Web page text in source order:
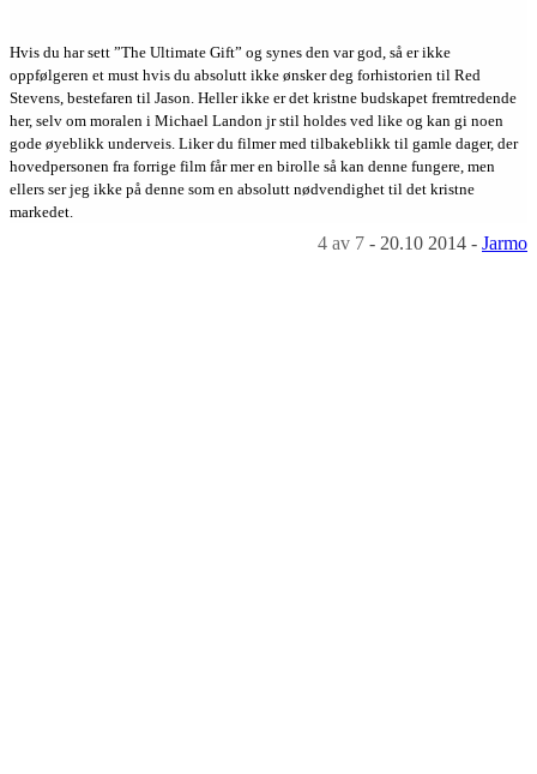
Hvis du har sett ”The Ultimate Gift” og synes den var god, så er ikke
oppfølgeren et must hvis du absolutt ikke ønsker deg forhistorien til Red
Stevens, bestefaren til Jason. Heller ikke er det kristne budskapet fremtredende
her, selv om moralen i Michael Landon jr stil holdes ved like og kan gi noen
gode øyeblikk underveis. Liker du filmer med tilbakeblikk til gamle dager, der
hovedpersonen fra forrige film får mer en birolle så kan denne fungere, men
ellers ser jeg ikke på denne som en absolutt nødvendighet til det kristne
markedet.
4 av 7 - 20.10 2014 - Jarmo